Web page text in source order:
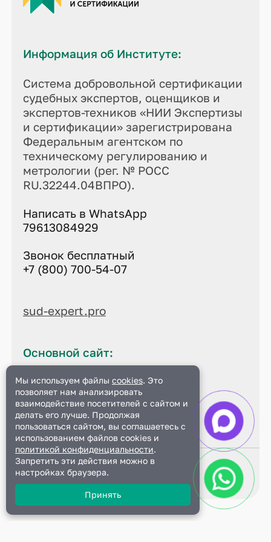
Мы используем файлы cookies. Это
позволяет нам анализировать
взаимодействие посетителей с сайтом и
делать его лучше. Продолжая
пользоваться сайтом, вы соглашаетесь с
использованием файлов cookies и
политикой конфиденциальности.
Запретить эти действия можно в
настройках браузера.
Принять
Информация об Институте:
Система добровольной сертификации
судебных экспертов, оценщиков и
экспертов-техников «НИИ Экспертизы
и сертификации» зарегистрирована
Федеральным агентском по
техническому регулированию и
метрологии (рег. № РОСС
RU.32244.04ВПРО).
Написать в WhatsApp
79613084929
Звонок бесплатный
+7 (800) 700-54-07
sud-expert.pro
Основной сайт:
sud-expert.pro
Данный сайт является
официальным
© 2024 все права защищены
Политика конфиденциальности